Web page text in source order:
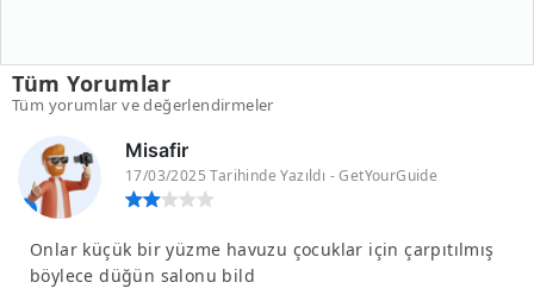
Tüm Yorumlar
Tüm yorumlar ve değerlendirmeler
Misafir
17/03/2025 Tarihinde Yazıldı - GetYourGuide
Onlar küçük bir yüzme havuzu çocuklar için çarpıtılmış
böylece düğün salonu bild